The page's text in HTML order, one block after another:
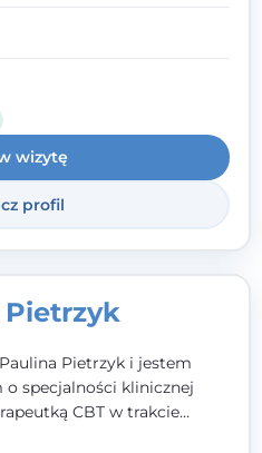
indywidualnych
zbudowanej na zaufaniu.
bezpieczne miejsce, w
się wysłuchany i
wizytę
profil
Pietrzyk i jestem
specjalności klinicznej
CBT w trakcie
z dorosłymi, którzy